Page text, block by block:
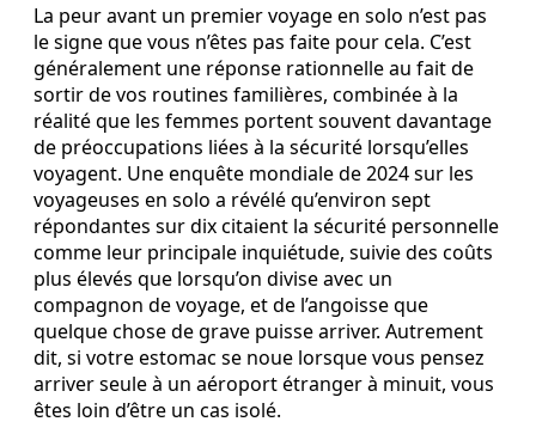
La peur avant un premier voyage en solo n’est pas
le signe que vous n’êtes pas faite pour cela. C’est
généralement une réponse rationnelle au fait de
sortir de vos routines familières, combinée à la
réalité que les femmes portent souvent davantage
de préoccupations liées à la sécurité lorsqu’elles
voyagent. Une enquête mondiale de 2024 sur les
voyageuses en solo a révélé qu’environ sept
répondantes sur dix citaient la sécurité personnelle
comme leur principale inquiétude, suivie des coûts
plus élevés que lorsqu’on divise avec un
compagnon de voyage, et de l’angoisse que
quelque chose de grave puisse arriver. Autrement
dit, si votre estomac se noue lorsque vous pensez
arriver seule à un aéroport étranger à minuit, vous
êtes loin d’être un cas isolé.